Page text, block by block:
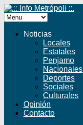
Noticias
Locales
Estatales
Penjamo
Nacionales
Deportes
Sociales
Culturales
Opinión
Contacto